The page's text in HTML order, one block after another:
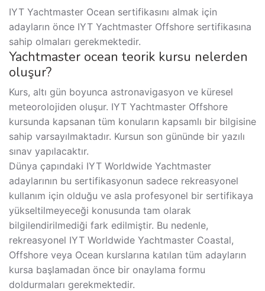
IYT Yachtmaster Ocean sertifikasını almak için
adayların önce IYT Yachtmaster Offshore sertifikasına
sahip olmaları gerekmektedir.
Yachtmaster ocean teorik kursu nelerden
oluşur?
Kurs, altı gün boyunca astronavigasyon ve küresel
meteorolojiden oluşur. IYT Yachtmaster Offshore
kursunda kapsanan tüm konuların kapsamlı bir bilgisine
sahip varsayılmaktadır. Kursun son gününde bir yazılı
sınav yapılacaktır.
Dünya çapındaki IYT Worldwide Yachtmaster
adaylarının bu sertifikasyonun sadece rekreasyonel
kullanım için olduğu ve asla profesyonel bir sertifikaya
yükseltilmeyeceği konusunda tam olarak
bilgilendirilmediği fark edilmiştir. Bu nedenle,
rekreasyonel IYT Worldwide Yachtmaster Coastal,
Offshore veya Ocean kurslarına katılan tüm adayların
kursa başlamadan önce bir onaylama formu
doldurmaları gerekmektedir.